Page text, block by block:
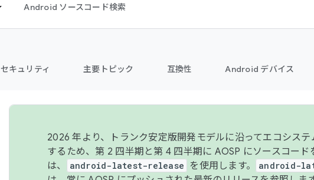
Android ソースコード検索
セキュリティ 主要トピック 互換性 Android デバイス
2026 年より、トランク安定版開発モデルに沿ってエコシス
するため、第 2 四半期と第 4 四半期に AOSP にソースコー
は、
android-latest-release を使用します。 android-